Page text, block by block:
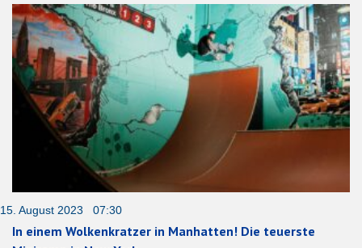
15. August 2023 07:30
In einem Wolkenkratzer in Manhatten! Die teuerste